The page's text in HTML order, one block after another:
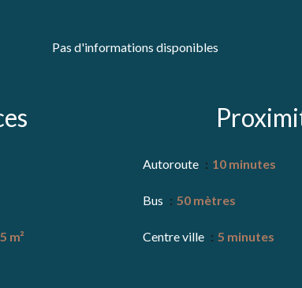
Pas d'informations disponibles
5 m²
Autoroute 10 minutes
Bus 50 mètres
Centre ville 5 minutes